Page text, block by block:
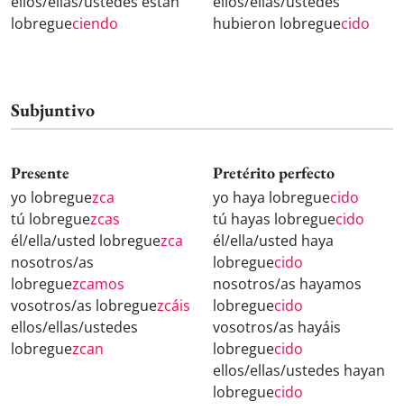
lobregueciendo
hubieron lobreguecido
Subjuntivo
Presente
yo lobreguezca
tú lobreguezcas
él/ella/usted lobreguezca
nosotros/as
lobreguezcamos
vosotros/as lobreguezcáis
ellos/ellas/ustedes
lobreguezcan
Pretérito perfecto
yo haya lobreguecido
tú hayas lobreguecido
él/ella/usted haya
lobreguecido
nosotros/as hayamos
lobreguecido
vosotros/as hayáis
lobreguecido
ellos/ellas/ustedes hayan
lobreguecido